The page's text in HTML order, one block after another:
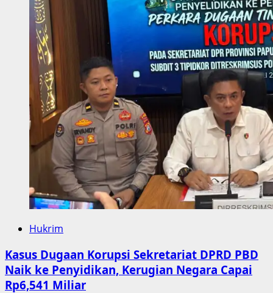
Hukrim
Kasus Dugaan Korupsi Sekretariat DPRD PBD
Naik ke Penyidikan, Kerugian Negara Capai
Rp6,541 Miliar